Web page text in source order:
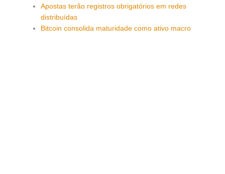
Apostas terão registros obrigatórios em redes
distribuídas
Bitcoin consolida maturidade como ativo macro